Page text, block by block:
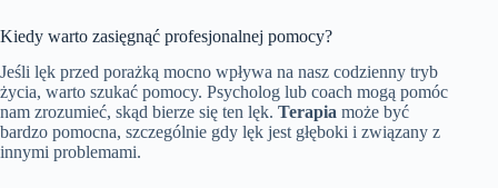
Kiedy warto zasięgnąć profesjonalnej pomocy?
Jeśli lęk przed porażką mocno wpływa na nasz codzienny tryb
życia, warto szukać pomocy. Psycholog lub coach mogą pomóc
nam zrozumieć, skąd bierze się ten lęk. Terapia może być
bardzo pomocna, szczególnie gdy lęk jest głęboki i związany z
innymi problemami.